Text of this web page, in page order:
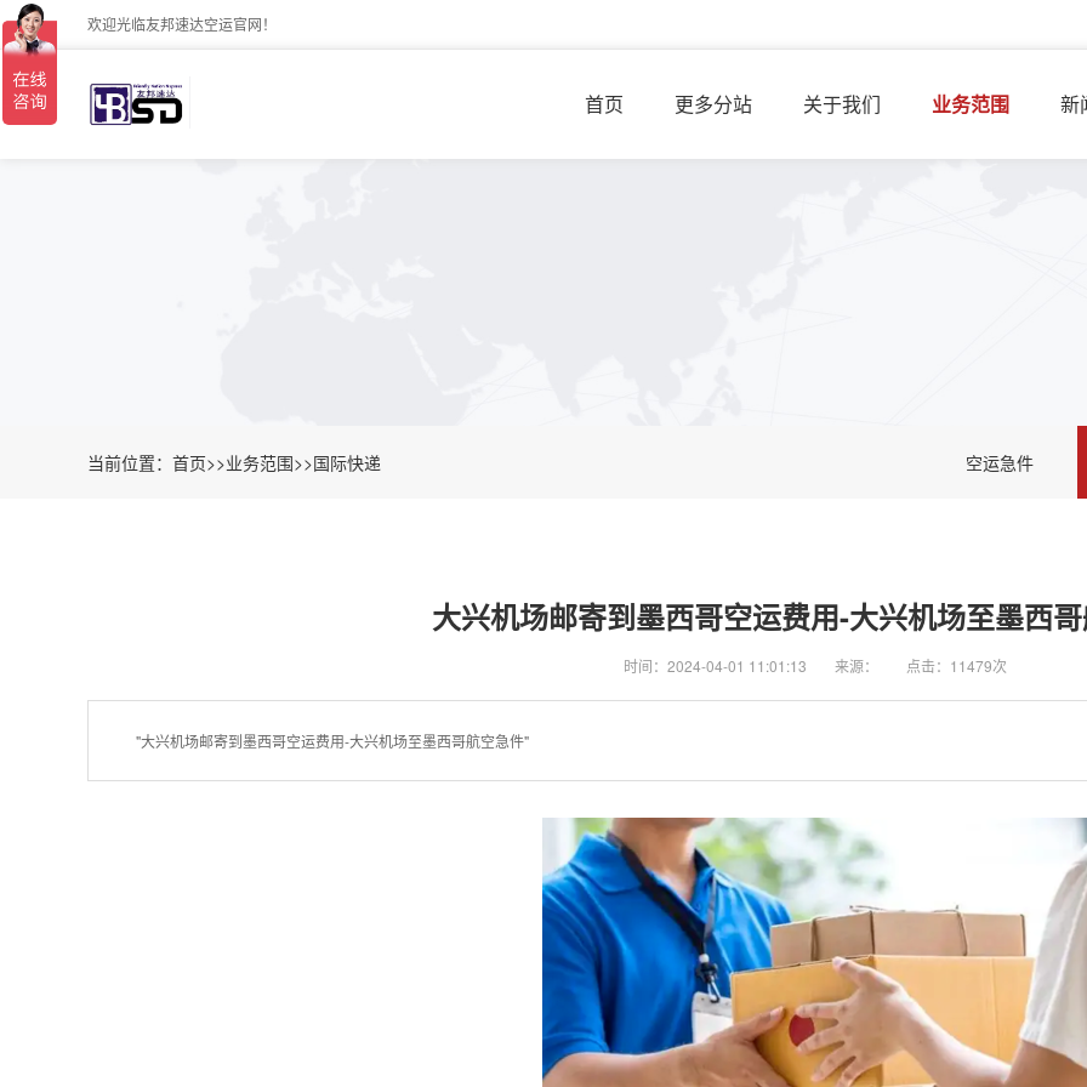
欢迎光临友邦速达空运官网！
首页 更多分站 关于我们 业务范围 新
当前位置： 首页>>业务范围>>国际快递 空运急件
大兴机场邮寄到墨西哥空运费用-大兴机场至墨西
时间：2024-04-01 11:01:13 来源： 点击：11479次
"大兴机场邮寄到墨西哥空运费用-大兴机场至墨西哥航空急件"